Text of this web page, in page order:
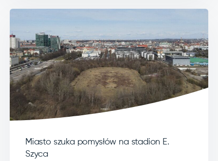
Miasto szuka pomysłów na stadion E.
Szyca